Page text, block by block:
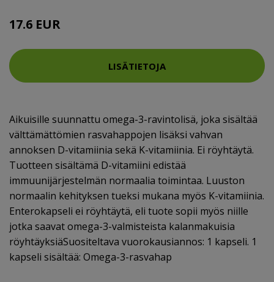
17.6 EUR
LISÄTIETOJA
Aikuisille suunnattu omega-3-ravintolisä, joka sisältää
välttämättömien rasvahappojen lisäksi vahvan
annoksen D-vitamiinia sekä K-vitamiinia. Ei röyhtäytä.
Tuotteen sisältämä D-vitamiini edistää
immuunijärjestelmän normaalia toimintaa. Luuston
normaalin kehityksen tueksi mukana myös K-vitamiinia.
Enterokapseli ei röyhtäytä, eli tuote sopii myös niille
jotka saavat omega-3-valmisteista kalanmakuisia
röyhtäyksiäSuositeltava vuorokausiannos: 1 kapseli. 1
kapseli sisältää: Omega-3-rasvahap